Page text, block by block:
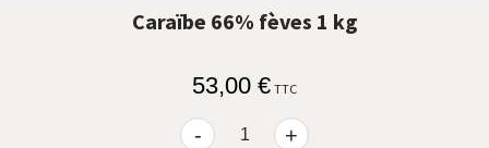
Caraïbe 66% fèves 1 kg
53,00 € TTC
- +